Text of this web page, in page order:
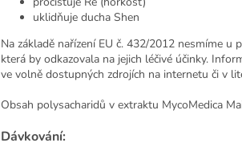
uklidňuje ducha Shen
Na základě nařízení EU č. 432/2012 nesmíme
která by odkazovala na jejich léčivé účinky.
ve volně dostupných zdrojích na internetu či v
Obsah polysacharidů v extraktu MycoMedica
Dávkování: